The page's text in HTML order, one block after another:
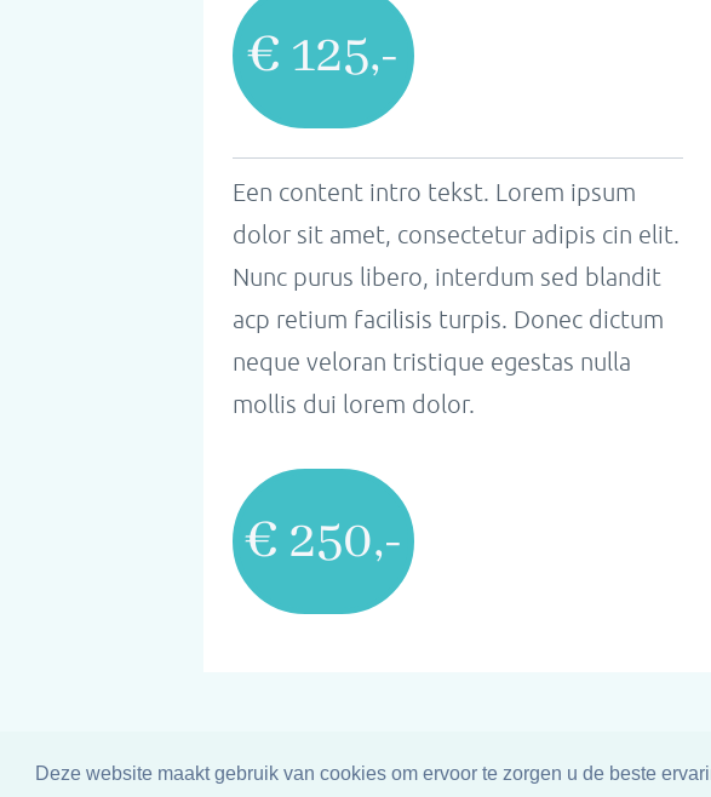
Deze website maakt gebruik van cookies om ervoor te zorgen u de beste
€ 125,-
Een content intro tekst. Lorem ipsum
dolor sit amet, consectetur adipis cin elit.
Nunc purus libero, interdum sed blandit
acp retium facilisis turpis. Donec dictum
neque veloran tristique egestas nulla
mollis dui lorem dolor.
€ 250,-